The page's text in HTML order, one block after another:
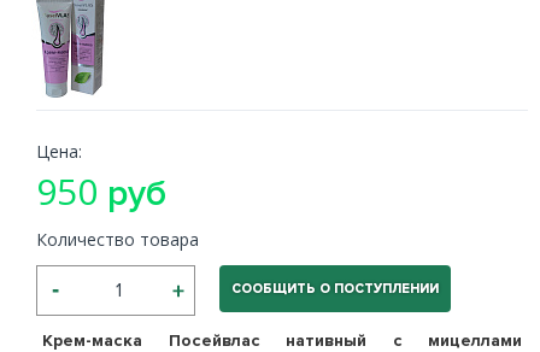
Крем-маска Посейвлас нативный с мицеллами
Цена:
950 руб
Количество товара
СООБЩИТЬ О ПОСТУПЛЕНИИ